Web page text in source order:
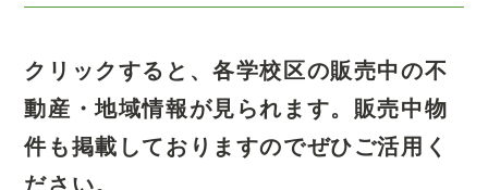
クリックすると、各学校区の販売中の不
動産・地域情報が見られます。 販売中物
件も掲載しておりますのでぜひご活用く
ださい。